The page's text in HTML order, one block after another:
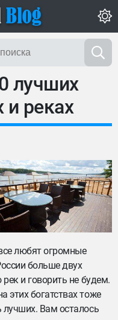
лучших
и реках
любят огромные
больше двух
и говорить не будем.
этих богатствах тоже
Вам осталось